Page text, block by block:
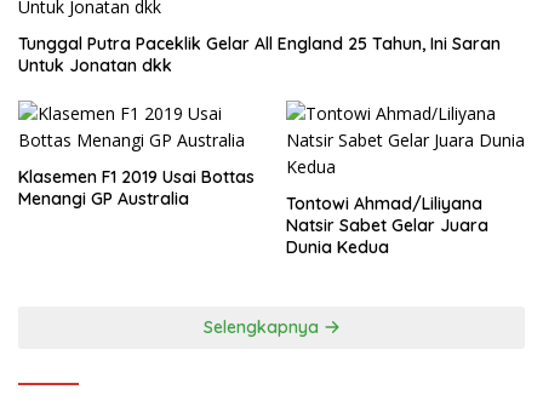
Tunggal Putra Paceklik Gelar All England 25 Tahun, Ini Saran
Untuk Jonatan dkk
Klasemen F1 2019 Usai Bottas
Menangi GP Australia
Tontowi Ahmad/Liliyana
Natsir Sabet Gelar Juara
Dunia Kedua
Selengkapnya